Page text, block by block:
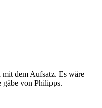
dem Aufsatz. Es wäre
gäbe von Philipps.